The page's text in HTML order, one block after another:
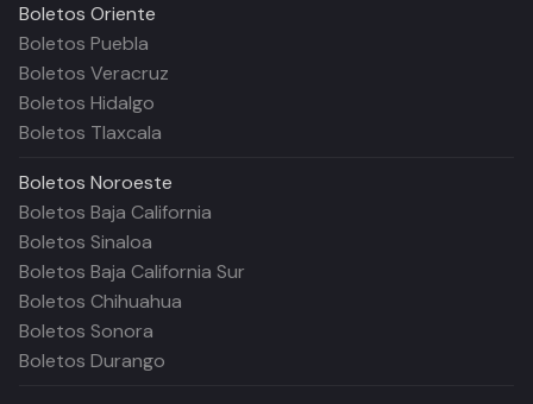
Boletos Oriente
Boletos Puebla
Boletos Veracruz
Boletos Hidalgo
Boletos Tlaxcala
Boletos Noroeste
Boletos Baja California
Boletos Sinaloa
Boletos Baja California Sur
Boletos Chihuahua
Boletos Sonora
Boletos Durango